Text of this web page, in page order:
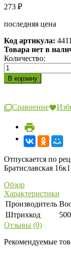
273 ₽
последняя цена
Код артикула: 4411
Товара нет в
Количество:
Сравнение
Отпускается по
Братиславская
Обзор
Характеристики
Производитель
Штрихкод
Отзывы (0)
Рекомендуемые